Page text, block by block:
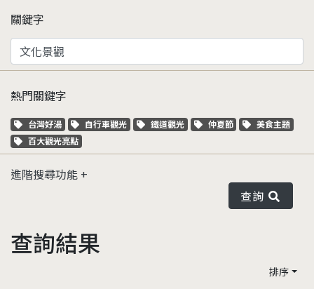
關鍵字
熱門關鍵字
關鍵字標籤
台灣好湯 關鍵字標籤
自行車觀光 關鍵字標籤
鐵道觀光 關鍵字標籤
仲夏節 關鍵字標籤
美食主題
關鍵字標籤
百大觀光亮點
進階搜尋功能
查詢
查詢結果
排序